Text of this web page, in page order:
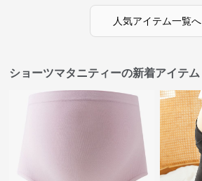
人気アイテム一覧へ
ショーツマタニティーの新着アイテム